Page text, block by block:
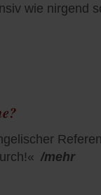
wie nirgend
/mehr